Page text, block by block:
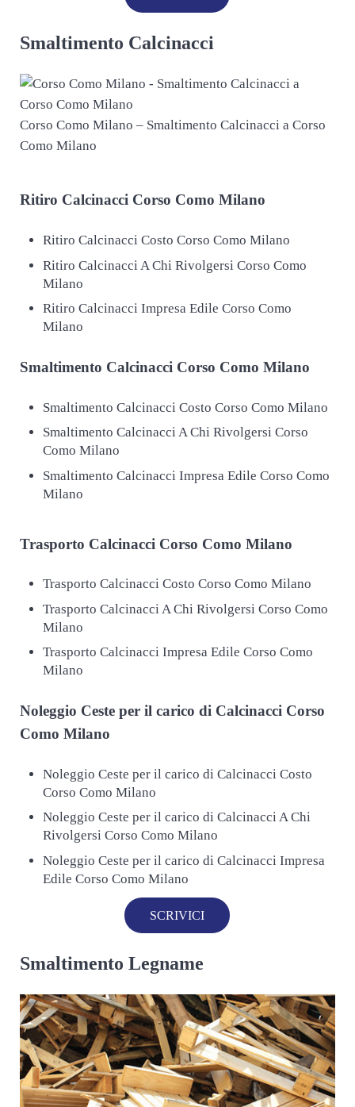
Smaltimento Calcinacci
Corso Como Milano – Smaltimento Calcinacci a Corso
Como Milano
Ritiro Calcinacci Corso Como Milano
Ritiro Calcinacci Costo Corso Como Milano
Ritiro Calcinacci A Chi Rivolgersi Corso Como
Milano
Ritiro Calcinacci Impresa Edile Corso Como
Milano
Smaltimento Calcinacci Corso Como Milano
Smaltimento Calcinacci Costo Corso Como Milano
Smaltimento Calcinacci A Chi Rivolgersi Corso
Como Milano
Smaltimento Calcinacci Impresa Edile Corso Como
Milano
Trasporto Calcinacci Corso Como Milano
Trasporto Calcinacci Costo Corso Como Milano
Trasporto Calcinacci A Chi Rivolgersi Corso Como
Milano
Trasporto Calcinacci Impresa Edile Corso Como
Milano
Noleggio Ceste per il carico di Calcinacci Corso
Como Milano
Noleggio Ceste per il carico di Calcinacci Costo
Corso Como Milano
Noleggio Ceste per il carico di Calcinacci A Chi
Rivolgersi Corso Como Milano
Noleggio Ceste per il carico di Calcinacci Impresa
Edile Corso Como Milano
SCRIVICI
Smaltimento Legname